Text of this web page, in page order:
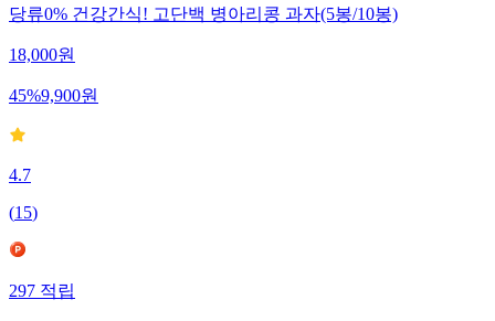
당류0% 건강간식! 고단백 병아리콩 과자(5봉/10봉)
18,000원
45%9,900원
4.7
(15)
297 적립